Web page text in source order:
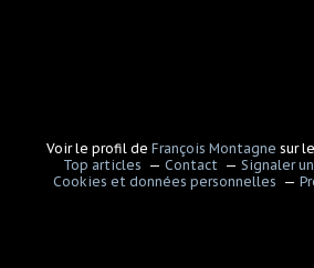
Voir le profil deFrançois Montagne sur
Top articles
Contact Signaler
Cookies et données personnelles